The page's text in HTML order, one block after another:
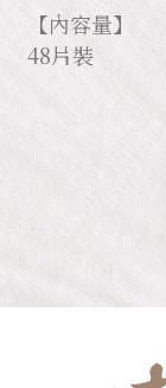
【內容量】
48片裝